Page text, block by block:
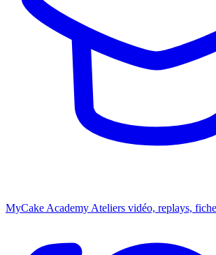
MyCake Academy Ateliers vidéo, replays,